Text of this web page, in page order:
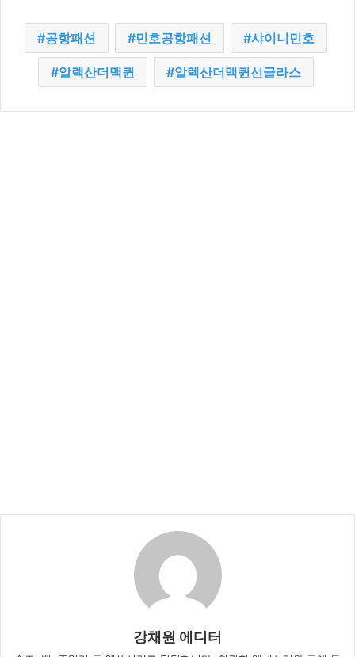
공항패션 민호공항패션 샤이니민호
알렉산더맥퀸 알렉산더맥퀸선글라스
강채원 에디터